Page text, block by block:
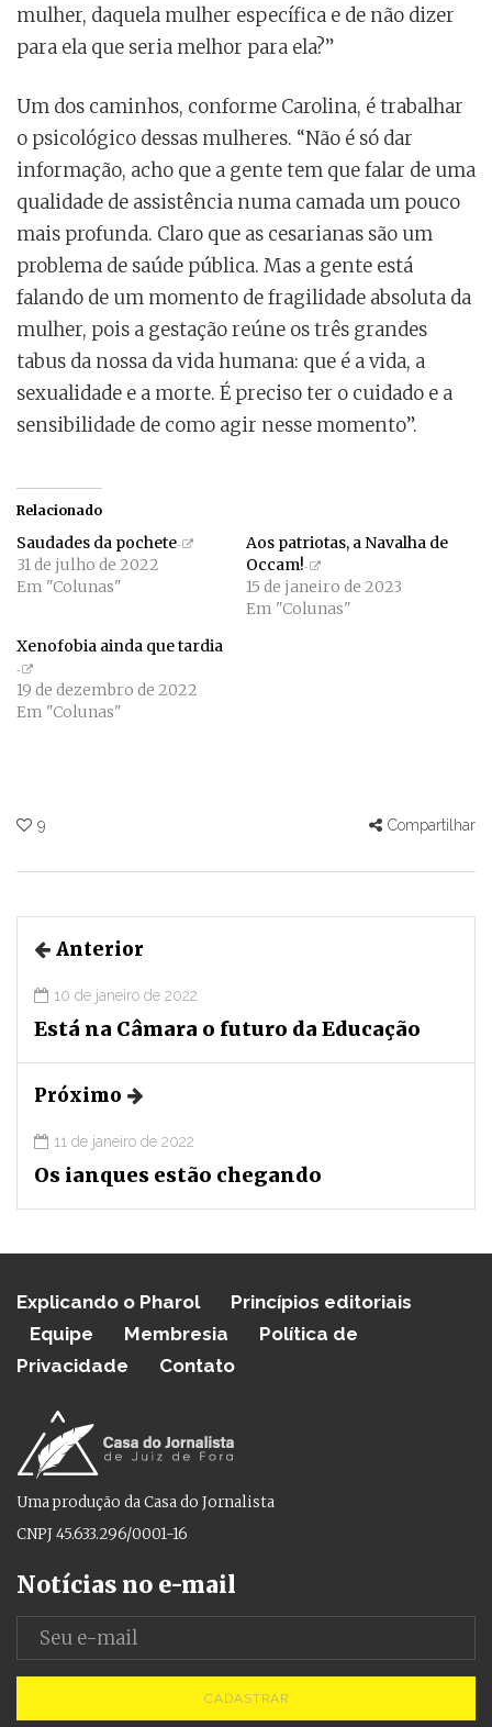
mulher, daquela mulher específica e de não dizer
para ela que seria melhor para ela?”
Um dos caminhos, conforme Carolina, é trabalhar
o psicológico dessas mulheres. “Não é só dar
informação, acho que a gente tem que falar de uma
qualidade de assistência numa camada um pouco
mais profunda. Claro que as cesarianas são um
problema de saúde pública. Mas a gente está
falando de um momento de fragilidade absoluta da
mulher, pois a gestação reúne os três grandes
tabus da nossa da vida humana: que é a vida, a
sexualidade e a morte. É preciso ter o cuidado e a
sensibilidade de como agir nesse momento”.
Relacionado
Saudades da pochete
31 de julho de 2022
Em "Colunas"
Aos patriotas, a Navalha de
Occam!
15 de janeiro de 2023
Em "Colunas"
Xenofobia ainda que tardia
19 de dezembro de 2022
Em "Colunas"
9 Compartilhar
Anterior
10 de janeiro de 2022
Está na Câmara o futuro da Educação
Próximo
11 de janeiro de 2022
Os ianques estão chegando
Explicando o Pharol
Princípios editoriais
Equipe
Membresia
Política de
Privacidade
Contato
Uma produção da Casa do Jornalista
CNPJ 45.633.296/0001-16
Notícias no e-mail
CADASTRAR